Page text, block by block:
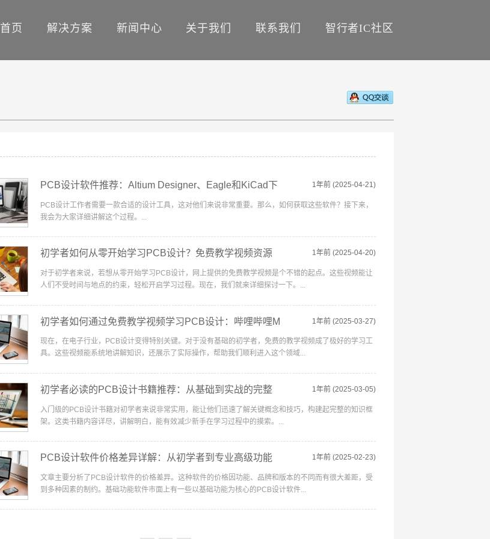
首页 解决方案 新闻中心 关于我们 联系我们 智行者IC社区
1年前 (2025-04-21)
PCB设计软件推荐：Altium Designer、Eagle和KiCad下
PCB设计工作者需要一款合适的设计工具，这对他们来说非常重要。那么，如何获取这些软件？接下来，
我会为大家详细讲解这个过程。...
1年前 (2025-04-20)
初学者如何从零开始学习PCB设计？免费教学视频资源
对于初学者来说，若想从零开始学习PCB设计，网上提供的免费教学视频是个不错的起点。这些视频能让
人们不受时间与地点的约束，轻松开启学习过程。现在，我们就来详细探讨一下。...
1年前 (2025-03-27)
初学者如何通过免费教学视频学习PCB设计：哔哩哔哩M
现在，在电子行业，PCB设计变得特别关键。对于没有基础的初学者，免费的教学视频成了极好的学习工
具。这些视频能系统地讲解知识，还展示了实际操作，帮助我们顺利进入这个领域...
1年前 (2025-03-05)
初学者必读的PCB设计书籍推荐：从基础到实战的完整
入门级的PCB设计书籍对初学者来说非常实用，能让他们迅速了解关键概念和技巧，构建起完整的知识框
架。这类书籍内容详尽，讲解明白，能有效减少新手在学习过程中的摸索。...
1年前 (2025-02-23)
PCB设计软件价格差异详解：从初学者到专业高级功能
文章主要分析了PCB设计软件的价格差异。这种软件的价格因功能、品牌和版本的不同而有很大差距，受
到多种因素的制约。基础功能软件市面上有一些以基础功能为核心的PCB设计软件...